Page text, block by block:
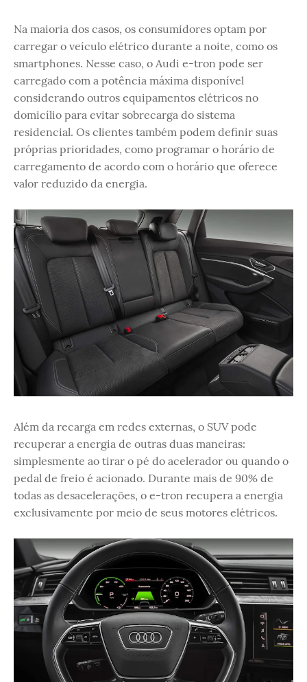
Na maioria dos casos, os consumidores optam por
carregar o veículo elétrico durante a noite, como os
smartphones. Nesse caso, o Audi e-tron pode ser
carregado com a potência máxima disponível
considerando outros equipamentos elétricos no
domicílio para evitar sobrecarga do sistema
residencial. Os clientes também podem definir suas
próprias prioridades, como programar o horário de
carregamento de acordo com o horário que oferece
valor reduzido da energia.
Além da recarga em redes externas, o SUV pode
recuperar a energia de outras duas maneiras:
simplesmente ao tirar o pé do acelerador ou quando o
pedal de freio é acionado. Durante mais de 90% de
todas as desacelerações, o e-tron recupera a energia
exclusivamente por meio de seus motores elétricos.